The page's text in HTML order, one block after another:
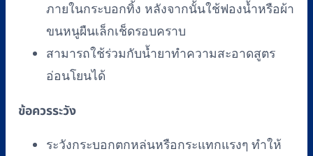
ภายในกระบอกทิ้ง หลังจากนั้นใช้ฟองน้ำหรือผ้า
ขนหนูผืนเล็กเช็ดรอบคราบ
สามารถใช้ร่วมกับน้ำยาทำความสะอาดสูตร
อ่อนโยนได้
ข้อควรระวัง
ระวังกระบอกตกหล่นหรือกระแทกแรงๆ ทำให้